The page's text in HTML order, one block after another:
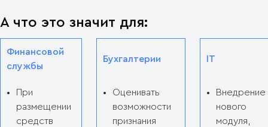
А что это значит для:
Финансовой
службы
Бухгалтерии IT
При
размещении
средств
Оценивать
возможности
признания
Внедрение
нового
модуля,